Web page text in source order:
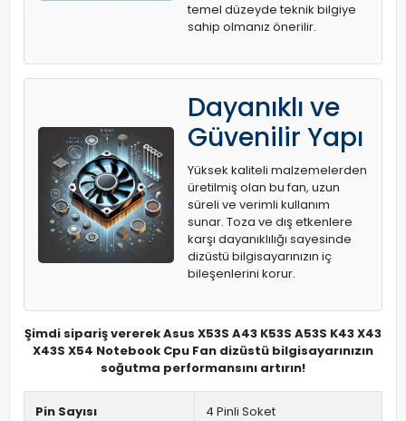
temel düzeyde teknik bilgiye
sahip olmanız önerilir.
Dayanıklı ve
Güvenilir Yapı
Yüksek kaliteli malzemelerden
üretilmiş olan bu fan, uzun
süreli ve verimli kullanım
sunar. Toza ve dış etkenlere
karşı dayanıklılığı sayesinde
dizüstü bilgisayarınızın iç
bileşenlerini korur.
Şimdi sipariş vererek Asus X53S A43 K53S A53S K43 X43
X43S X54 Notebook Cpu Fan dizüstü bilgisayarınızın
soğutma performansını artırın!
Pin Sayısı 4 Pinli Soket